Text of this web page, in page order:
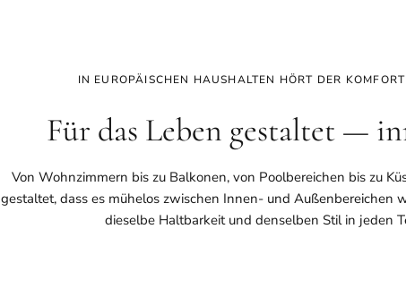
IN EUROPÄISCHEN HAUSHALTEN HÖRT DER
Für das Leben gestaltet —
Von Wohnzimmern bis zu Balkonen, von Poolbereichen bis zu
gestaltet, dass es mühelos zwischen Innen- und Außenbereichen
dieselbe Haltbarkeit und denselben Stil in jeden